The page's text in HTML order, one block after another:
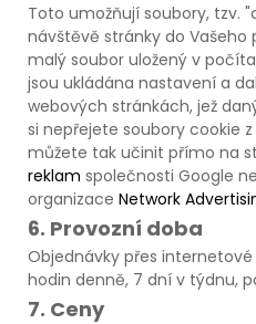
Toto umožňují soubory, tzv.
návštěvě stránky do Vašeho
malý soubor uložený v
jsou ukládána nastavení a
webových stránkách, jež
si nepřejete soubory cookie
můžete tak učinit přímo na
reklam společnosti Google
organizace Network
6. Provozní doba
Objednávky přes
hodin denně, 7 dní v týdnu,
7. Ceny